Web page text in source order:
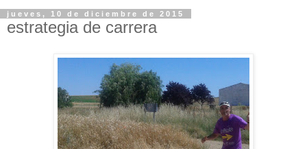
jueves, 10 de diciembre de 2015
estrategia de carrera